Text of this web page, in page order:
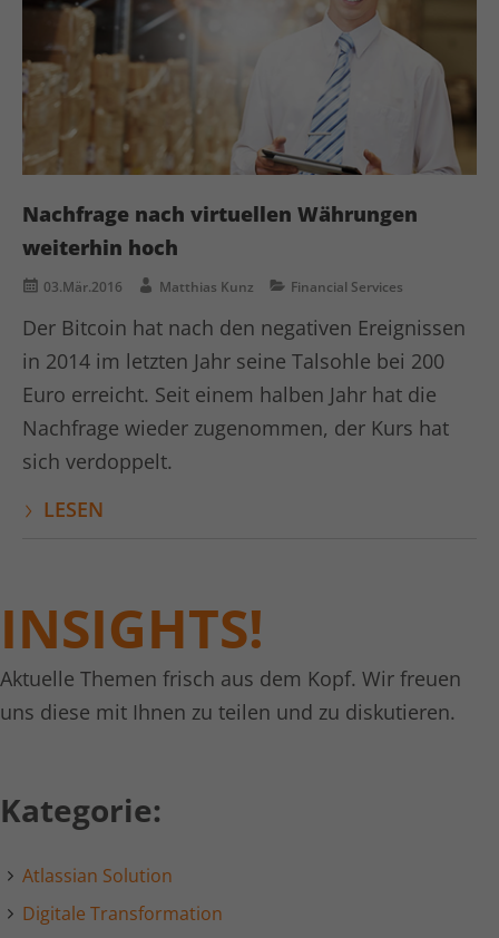
Nachfrage nach virtuellen Währungen
weiterhin hoch
03.Mär.2016 Matthias Kunz Financial Services
Der Bitcoin hat nach den negativen Ereignissen
in 2014 im letzten Jahr seine Talsohle bei 200
Euro erreicht. Seit einem halben Jahr hat die
Nachfrage wieder zugenommen, der Kurs hat
sich verdoppelt.
LESEN
INSIGHTS!
Aktuelle Themen frisch aus dem Kopf. Wir freuen
uns diese mit Ihnen zu teilen und zu diskutieren.
Kategorie:
Atlassian Solution
Digitale Transformation